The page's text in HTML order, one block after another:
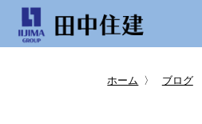
ホーム 〉 ブログ